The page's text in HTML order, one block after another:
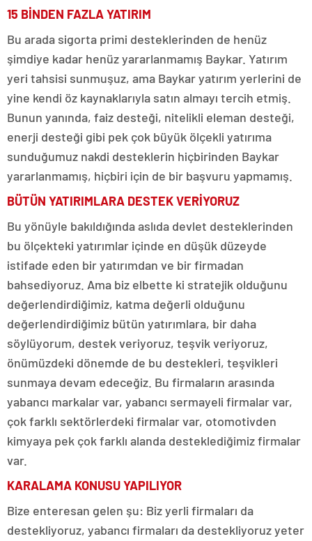
15 BİNDEN FAZLA YATIRIM
Bu arada sigorta primi desteklerinden de henüz
şimdiye kadar henüz yararlanmamış Baykar. Yatırım
yeri tahsisi sunmuşuz, ama Baykar yatırım yerlerini de
yine kendi öz kaynaklarıyla satın almayı tercih etmiş.
Bunun yanında, faiz desteği, nitelikli eleman desteği,
enerji desteği gibi pek çok büyük ölçekli yatırıma
sunduğumuz nakdi desteklerin hiçbirinden Baykar
yararlanmamış, hiçbiri için de bir başvuru yapmamış.
BÜTÜN YATIRIMLARA DESTEK VERİYORUZ
Bu yönüyle bakıldığında aslıda devlet desteklerinden
bu ölçekteki yatırımlar içinde en düşük düzeyde
istifade eden bir yatırımdan ve bir firmadan
bahsediyoruz. Ama biz elbette ki stratejik olduğunu
değerlendirdiğimiz, katma değerli olduğunu
değerlendirdiğimiz bütün yatırımlara, bir daha
söylüyorum, destek veriyoruz, teşvik veriyoruz,
önümüzdeki dönemde de bu destekleri, teşvikleri
sunmaya devam edeceğiz. Bu firmaların arasında
yabancı markalar var, yabancı sermayeli firmalar var,
çok farklı sektörlerdeki firmalar var, otomotivden
kimyaya pek çok farklı alanda desteklediğimiz firmalar
var.
KARALAMA KONUSU YAPILIYOR
Bize enteresan gelen şu: Biz yerli firmaları da
destekliyoruz, yabancı firmaları da destekliyoruz yeter